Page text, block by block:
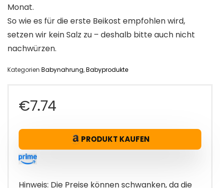
Monat.
So wie es für die erste Beikost empfohlen wird,
setzen wir kein Salz zu – deshalb bitte auch nicht
nachwürzen.
Kategorien Babynahrung,Babyprodukte
€7.74
PRODUKT KAUFEN
Hinweis: Die Preise können schwanken, da die